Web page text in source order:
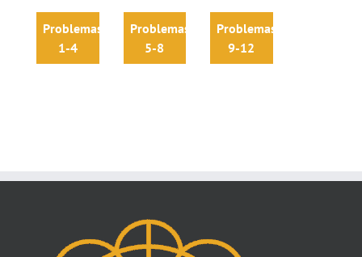
Problemas
1-4
Problemas
5-8
Problemas
9-12